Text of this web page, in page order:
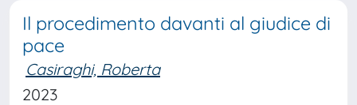
Il procedimento davanti al giudice di
pace
Casiraghi, Roberta
2023